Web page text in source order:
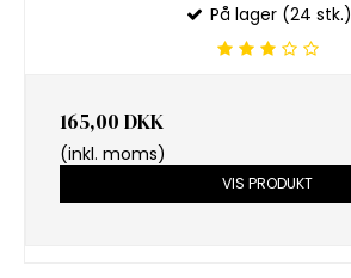
På lager (24 stk.)
165,00 DKK
(inkl. moms)
VIS PRODUKT